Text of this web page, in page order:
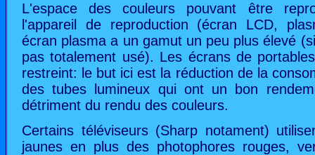
L'espace des couleurs pouvant être
l'appareil de reproduction (écran LCD,
écran plasma a un gamut un peu plus élevé
pas totalement usé). Les écrans de
restreint: le but ici est la réduction de la
des tubes lumineux qui ont un bon
détriment du rendu des couleurs.
Certains téléviseurs (Sharp notament)
jaunes en plus des photophores rouges,